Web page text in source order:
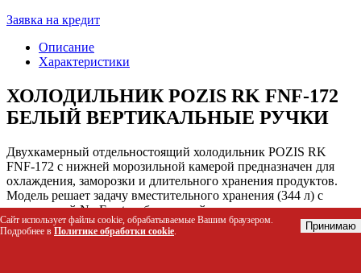
Заявка на кредит
Описание
Характеристики
ХОЛОДИЛЬНИК POZIS RK FNF-172
БЕЛЫЙ ВЕРТИКАЛЬНЫЕ РУЧКИ
Двухкамерный отдельностоящий холодильник POZIS RK
FNF-172 с нижней морозильной камерой предназначен для
охлаждения, заморозки и длительного хранения продуктов.
Модель решает задачу вместительного хранения (344 л) с
технологией No Frost, избавляющей от ручного
размораживания обеих камер.
Сайт использует файлы cookie, обрабатываемые Вашим браузером.
Подробнее в Политике обработки cookie. Принимаю